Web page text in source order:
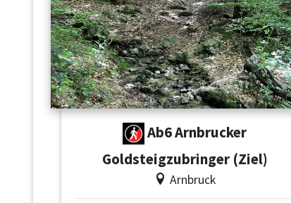
Ab6 Arnbrucker
Goldsteigzubringer (Ziel)
Arnbruck